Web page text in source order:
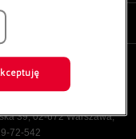
39, 02-672 Warszawa,
72-542